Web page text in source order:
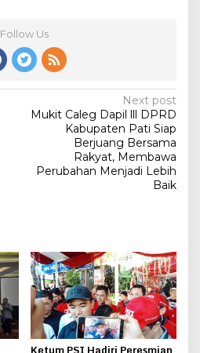
Follow Us
Next post
Mukit Caleg Dapil lll DPRD
Kabupaten Pati Siap
Berjuang Bersama
Rakyat, Membawa
Perubahan Menjadi Lebih
Baik